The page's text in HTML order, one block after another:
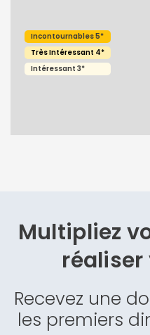
Incontournables 5*
Très Intéressant 4*
Intéressant 3*
ou
confidentialité.
Multipliez
réaliser
Recevez une
les premiers